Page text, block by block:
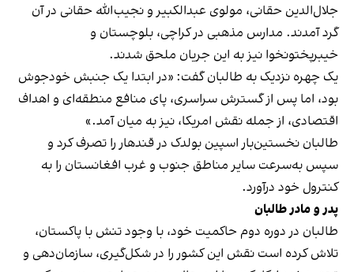
جلال‌الدین حقانی، مولوی عبدالکبیر و نجیب‌الله حقانی در آن
گرد آمدند. مدارس مذهبی در کراچی، بلوچستان و
خیبرپختونخوا نیز به این جریان ملحق شدند.
یک چهره نزدیک به طالبان گفت: «در ابتدا یک جنبش خودجوش
بود، اما پس از گسترش سراسری، پای منافع منطقه‌ای و اهداف
اقتصادی، از جمله نقش امریکا، نیز به میان آمد.»
طالبان نخستین‌بار اسپین بولدک در قندهار را تصرف کرد و
سپس به‌سرعت سایر مناطق جنوب و غرب افغانستان را به
کنترول خود درآورد.
پدر و مادر طالبان
طالبان در دوره دوم حاکمیت خود، با وجود تنش با پاکستان،
تلاش کرده است نقش این کشور را در شکل‌گیری، سازمان‌دهی و